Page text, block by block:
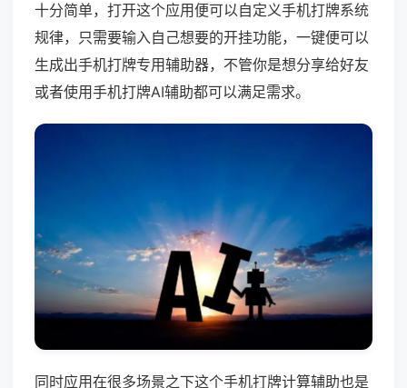
十分简单，打开这个应用便可以自定义手机打牌系统
规律，只需要输入自己想要的开挂功能，一键便可以
生成出手机打牌专用辅助器，不管你是想分享给好友
或者使用手机打牌AI辅助都可以满足需求。
同时应用在很多场景之下这个手机打牌计算辅助也是